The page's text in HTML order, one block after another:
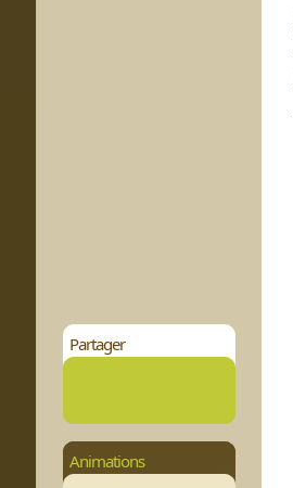
Partager
Animations